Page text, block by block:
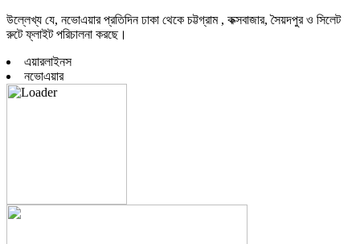
উল্লেখ্য যে, নভোএয়ার প্রতিদিন ঢাকা থেকে চট্টগ্রাম , কক্সবাজার, সৈয়দপুর ও সিলেট
রুটে ফ্লাইট পরিচালনা করছে।
এয়ারলাইনস
নভোএয়ার